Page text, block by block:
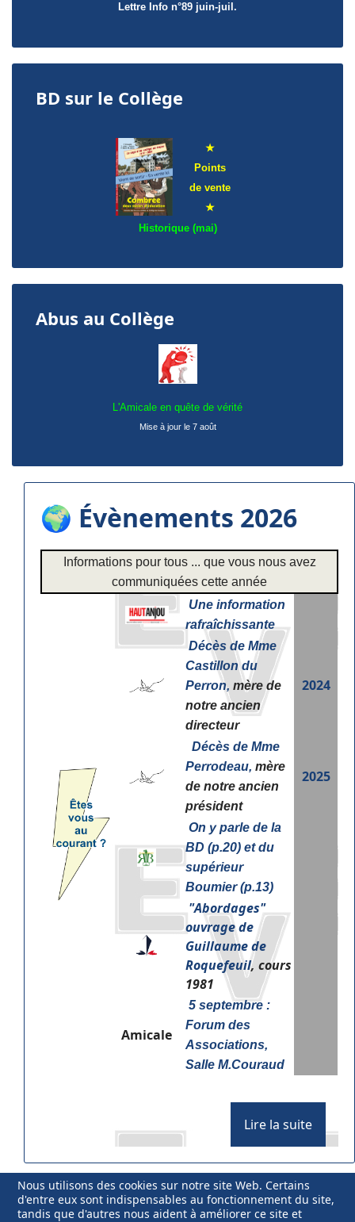
Lettre Info n°89 juin-juil.
BD sur le Collège
★
Points
de vente
★
Historique (mai)
Abus au Collège
L'Amicale en quête de vérité
Mise à jour le 7 août
🌍 Évènements 2026
Informations pour tous ... que vous nous avez
communiquées cette année
Une information
rafraîchissante
Décès de Mme
Castillon du
Perron, mère de
notre ancien
directeur
2024
Décès de Mme
Perrodeau, mère
de notre ancien
président
2025
On y parle de la
BD (p.20) et du
supérieur
Boumier (p.13)
"Abordages"
ouvrage de
Guillaume de
Roquefeuil, cours
1981
Amicale
5 septembre :
Forum des
Associations,
Salle M.Couraud
Lire la suite
Nous utilisons des cookies sur notre site Web. Certains
d'entre eux sont indispensables au fonctionnement du site,
tandis que d'autres nous aident à améliorer ce site et